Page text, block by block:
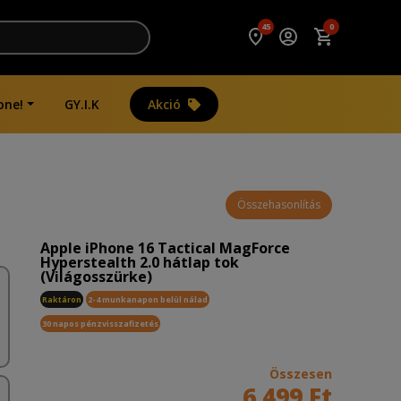
45 0
GY.I.K Akció
Összehasonlítás
Apple iPhone 16 Tactical MagForce
Hyperstealth 2.0 hátlap tok
(Világosszürke)
Raktáron 2-4 munkanapon belül nálad
30 napos pénzvisszafizetés
Összesen